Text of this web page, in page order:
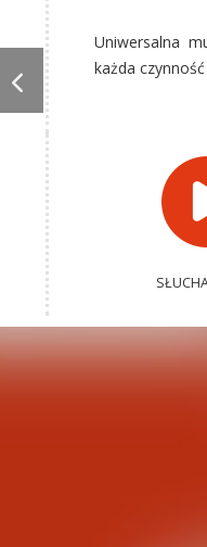
Uniwersalna
każda